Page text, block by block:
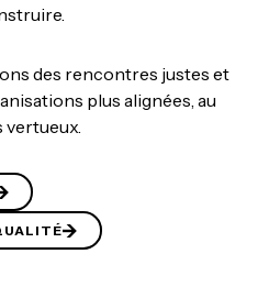
des rencontres justes et
plus alignées, au
vertueux.